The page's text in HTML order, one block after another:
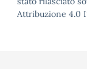
Attribuzione 4.0